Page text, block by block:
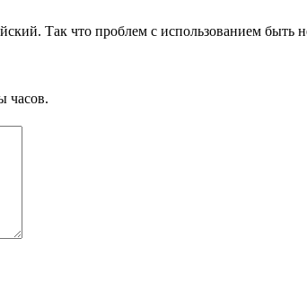
Так что проблем с использованием
часов.